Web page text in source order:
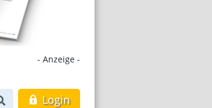
- Anzeige -
Login